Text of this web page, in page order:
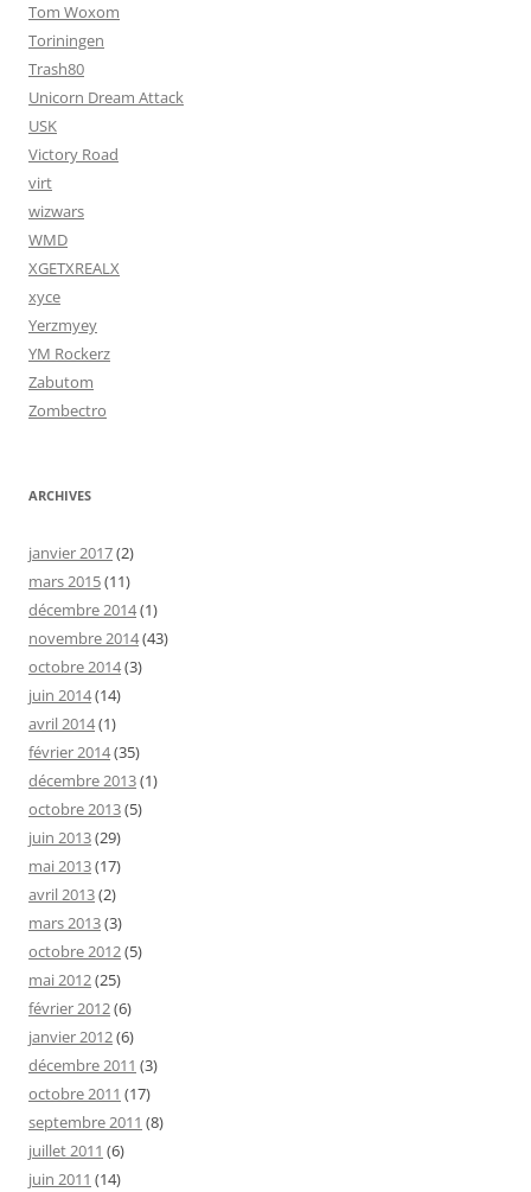
Tom Woxom
Toriningen
Trash80
Unicorn Dream Attack
USK
Victory Road
virt
wizwars
WMD
XGETXREALX
xyce
Yerzmyey
YM Rockerz
Zabutom
Zombectro
ARCHIVES
janvier 2017(2)
mars 2015(11)
décembre 2014(1)
novembre 2014(43)
octobre 2014(3)
juin 2014(14)
avril 2014(1)
février 2014(35)
décembre 2013(1)
octobre 2013(5)
juin 2013(29)
mai 2013(17)
avril 2013(2)
mars 2013(3)
octobre 2012(5)
mai 2012(25)
février 2012(6)
janvier 2012(6)
décembre 2011 (3)
octobre 2011 (17)
septembre 2011 (8)
juillet 2011 (6)
juin 2011 (14)